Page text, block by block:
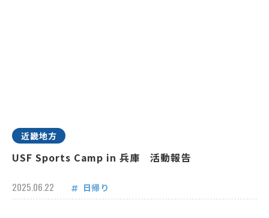
近畿地方
USF Sports Camp in 兵庫 活動報告
2025.06.22 日帰り